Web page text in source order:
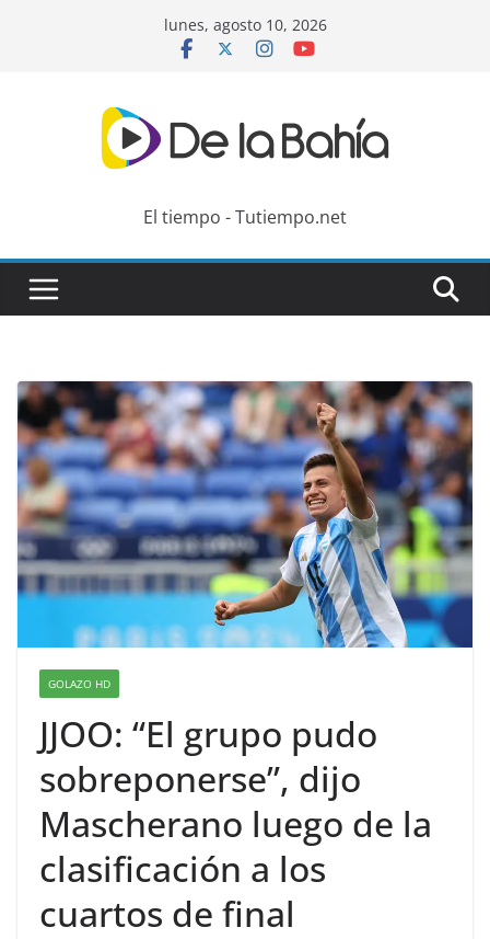
lunes, agosto 10, 2026
El tiempo - Tutiempo.net
GOLAZO HD
JJOO: “El grupo pudo
sobreponerse”, dijo
Mascherano luego de la
clasificación a los
cuartos de final